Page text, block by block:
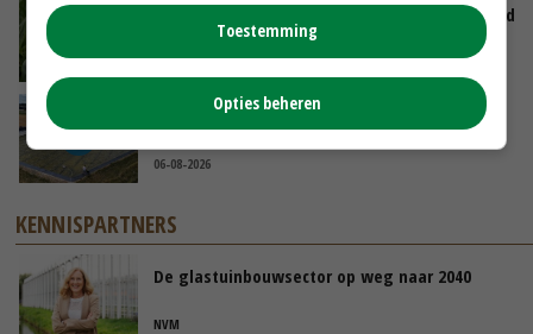
Limburgse mais van Frijns doet het verrassend
GISTEREN, 10:00
Droogte veroorzaakt steeds meer problemen:
06-08-2026
KENNISPARTNERS
De glastuinbouwsector op weg naar 2040
NVM
Toestemming
Opties beheren